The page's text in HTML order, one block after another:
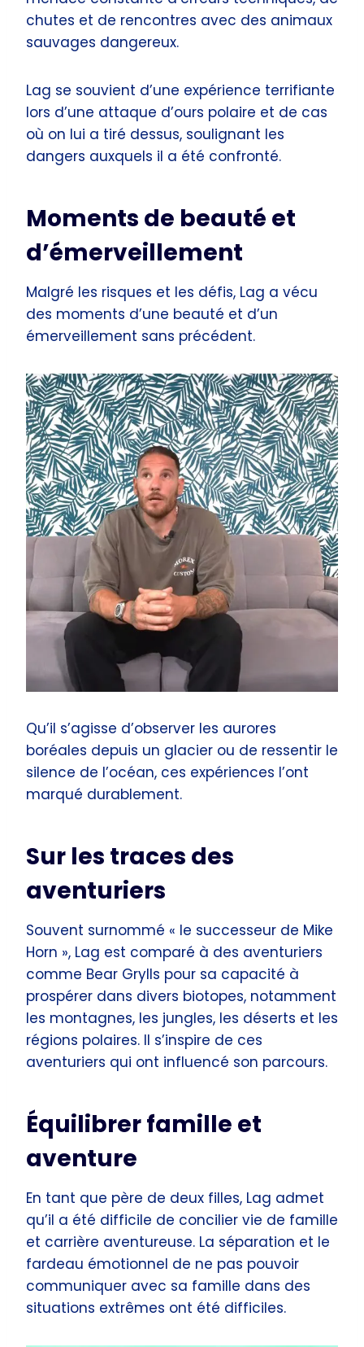
chutes et de rencontres avec des animaux
sauvages dangereux.
Lag se souvient d’une expérience terrifiante
lors d’une attaque d’ours polaire et de cas
où on lui a tiré dessus, soulignant les
dangers auxquels il a été confronté.
Moments de beauté et
d’émerveillement
Malgré les risques et les défis, Lag a vécu
des moments d’une beauté et d’un
émerveillement sans précédent.
Qu’il s’agisse d’observer les aurores
boréales depuis un glacier ou de ressentir le
silence de l’océan, ces expériences l’ont
marqué durablement.
Sur les traces des
aventuriers
Souvent surnommé « le successeur de Mike
Horn », Lag est comparé à des aventuriers
comme Bear Grylls pour sa capacité à
prospérer dans divers biotopes, notamment
les montagnes, les jungles, les déserts et les
régions polaires. Il s’inspire de ces
aventuriers qui ont influencé son parcours.
Équilibrer famille et
aventure
En tant que père de deux filles, Lag admet
qu’il a été difficile de concilier vie de famille
et carrière aventureuse. La séparation et le
fardeau émotionnel de ne pas pouvoir
communiquer avec sa famille dans des
situations extrêmes ont été difficiles.